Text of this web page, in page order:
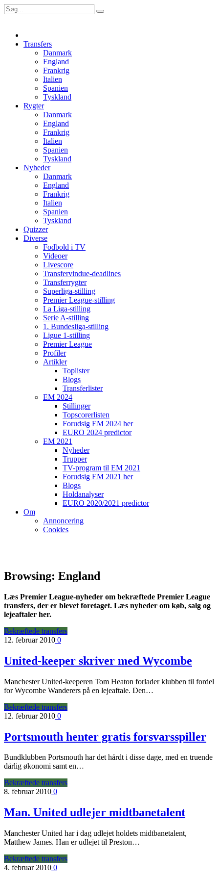
Transfers
Danmark
England
Frankrig
Italien
Spanien
Tyskland
Rygter
Danmark
England
Frankrig
Italien
Spanien
Tyskland
Nyheder
Danmark
England
Frankrig
Italien
Spanien
Tyskland
Quizzer
Diverse
Fodbold i TV
Videoer
Livescore
Transfervindue-deadlines
Transferrygter
Superliga-stilling
Premier League-stilling
La Liga-stilling
Serie A-stilling
1. Bundesliga-stilling
Ligue 1-stilling
Premier League
Profiler
Artikler
Toplister
Blogs
Transferlister
EM 2024
Stillinger
Topscorerlisten
Forudsig EM 2024 her
EURO 2024 predictor
EM 2021
Nyheder
Trupper
TV-program til EM 2021
Forudsig EM 2021 her
Blogs
Holdanalyser
EURO 2020/2021 predictor
Om
Annoncering
Cookies
Browsing: England
Læs Premier League-nyheder om bekræftede Premier League
transfers, der er blevet foretaget. Læs nyheder om køb, salg og
lejeaftaler her.
Bekræftede transfers
12. februar 2010 0
United-keeper skriver med Wycombe
Manchester United-keeperen Tom Heaton forlader klubben til fordel
for Wycombe Wanderers på en lejeaftale. Den…
Bekræftede transfers
12. februar 2010 0
Portsmouth henter gratis forsvarsspiller
Bundklubben Portsmouth har det hårdt i disse dage, med en truende
dårlig økonomi samt en…
Bekræftede transfers
8. februar 2010 0
Man. United udlejer midtbanetalent
Manchester United har i dag udlejet holdets midtbanetalent,
Matthew James. Han er udlejet til Preston…
Bekræftede transfers
4. februar 2010 0